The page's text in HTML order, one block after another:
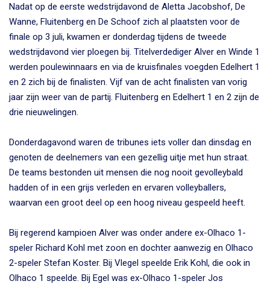
Nadat op de eerste wedstrijdavond de Aletta Jacobshof, De
Wanne, Fluitenberg en De Schoof zich al plaatsten voor de
finale op 3 juli, kwamen er donderdag tijdens de tweede
wedstrijdavond vier ploegen bij. Titelverdediger Alver en Winde 1
werden poulewinnaars en via de kruisfinales voegden Edelhert 1
en 2 zich bij de finalisten. Vijf van de acht finalisten van vorig
jaar zijn weer van de partij. Fluitenberg en Edelhert 1 en 2 zijn de
drie nieuwelingen.
Donderdagavond waren de tribunes iets voller dan dinsdag en
genoten de deelnemers van een gezellig uitje met hun straat.
De teams bestonden uit mensen die nog nooit gevolleybald
hadden of in een grijs verleden en ervaren volleyballers,
waarvan een groot deel op een hoog niveau gespeeld heeft.
Bij regerend kampioen Alver was onder andere ex-Olhaco 1-
speler Richard Kohl met zoon en dochter aanwezig en Olhaco
2-speler Stefan Koster. Bij Vlegel speelde Erik Kohl, die ook in
Olhaco 1 speelde. Bij Egel was ex-Olhaco 1-speler Jos